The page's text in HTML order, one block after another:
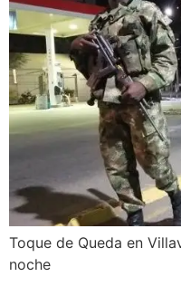
Toque de Queda en
noche